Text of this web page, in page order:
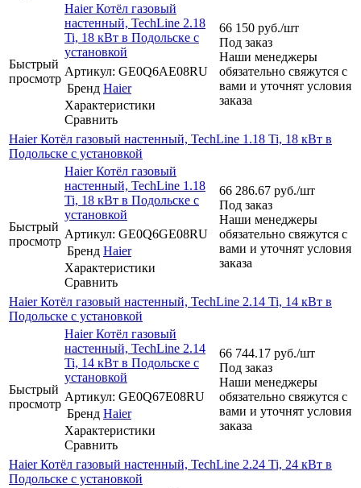
Быстрый
просмотр
Haier Котёл газовый
настенный, TechLine 2.18
Ti, 18 кВт в Подольске с
установкой
Артикул: GE0Q6AE08RU
Бренд Haier
Характеристики
Сравнить
66 150 руб./шт
Под заказ
Наши менеджеры
обязательно свяжутся с
вами и уточнят условия
заказа
Haier Котёл газовый настенный, TechLine 1.18 Ti, 18 кВт в
Подольске с установкой
Быстрый
просмотр
Haier Котёл газовый
настенный, TechLine 1.18
Ti, 18 кВт в Подольске с
установкой
Артикул: GE0Q6GE08RU
Бренд Haier
Характеристики
Сравнить
66 286.67 руб./шт
Под заказ
Наши менеджеры
обязательно свяжутся с
вами и уточнят условия
заказа
Haier Котёл газовый настенный, TechLine 2.14 Ti, 14 кВт в
Подольске с установкой
Быстрый
просмотр
Haier Котёл газовый
настенный, TechLine 2.14
Ti, 14 кВт в Подольске с
установкой
Артикул: GE0Q67E08RU
Бренд Haier
Характеристики
Сравнить
66 744.17 руб./шт
Под заказ
Наши менеджеры
обязательно свяжутся с
вами и уточнят условия
заказа
Haier Котёл газовый настенный, TechLine 2.24 Ti, 24 кВт в
Подольске с установкой